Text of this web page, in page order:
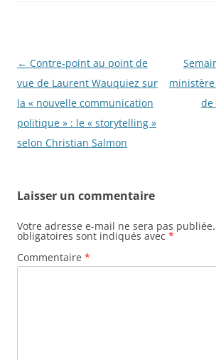
Navigation
des
articles
← Contre-point au point de
vue de Laurent Wauquiez sur
la « nouvelle communication
politique » : le « storytelling »
selon Christian Salmon
de
Laisser un commentaire
Votre adresse e-mail ne sera pas publiée.
obligatoires sont indiqués avec *
Commentaire *